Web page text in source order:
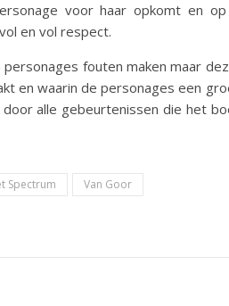
voor haar opkomt en
en vol respect.
fouten maken maar
en waarin de personages een
alle gebeurtenissen die het
Spectrum Van Goor